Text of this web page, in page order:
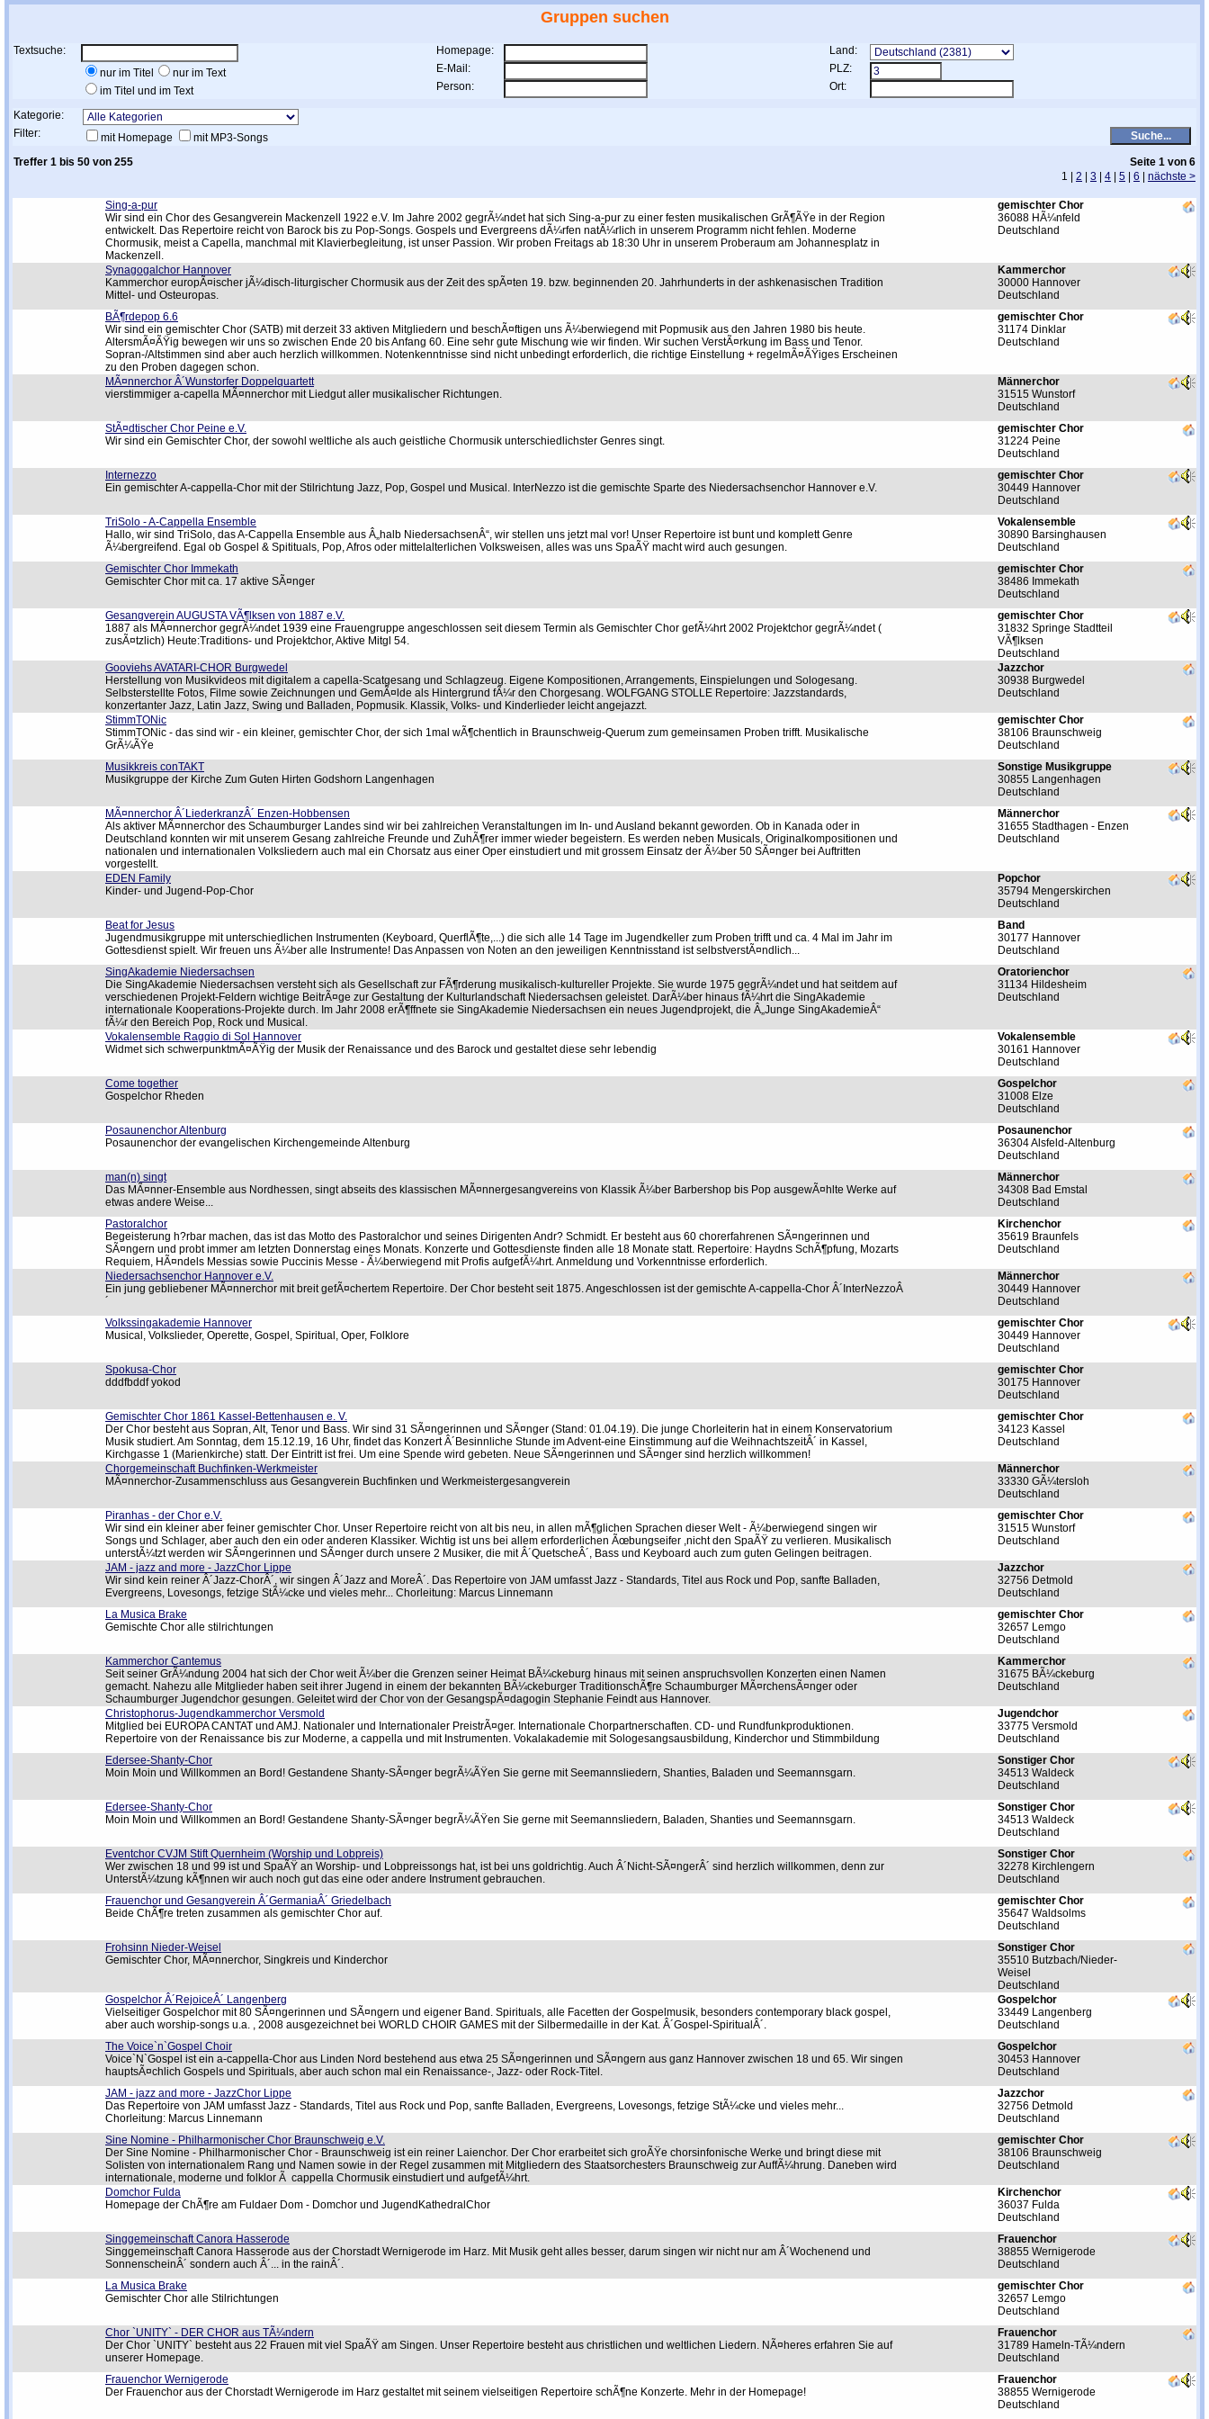
Gruppen suchen
Textsuche: Homepage:
Land:
nur im Titel
nur im Text E-Mail:
PLZ:
im Titel und im Text
Person: Ort:
Kategorie:
Filter:
mit Homepage
mit MP3-Songs
Treffer 1 bis 50 von 255
Seite 1 von 6
1 | 2 3 4 5 6 nächste >
Sing-a-pur
Wir sind ein Chor des Gesangverein Mackenzell 1922 e.V. Im Jahre 2002 gegrÃ¼ndet hat sich Sing-a-pur zu einer festen musikalischen GrÃ¶ÃŸe in der Region
entwickelt. Das Repertoire reicht von Barock bis zu Pop-Songs. Gospels und Evergreens dÃ¼rfen natÃ¼rlich in unserem Programm nicht fehlen. Moderne
Chormusik, meist a Capella, manchmal mit Klavierbegleitung, ist unser Passion. Wir proben Freitags ab 18:30 Uhr in unserem Proberaum am Johannesplatz in
Mackenzell.
gemischter Chor
36088 HÃ¼nfeld
Deutschland
Synagogalchor Hannover
Kammerchor europÃ¤ischer jÃ¼disch-liturgischer Chormusik aus der Zeit des spÃ¤ten 19. bzw. beginnenden 20. Jahrhunderts in der ashkenasischen Tradition
Mittel- und Osteuropas.
Kammerchor
30000 Hannover
Deutschland
BÃ¶rdepop 6.6
Wir sind ein gemischter Chor (SATB) mit derzeit 33 aktiven Mitgliedern und beschÃ¤ftigen uns Ã¼berwiegend mit Popmusik aus den Jahren 1980 bis heute.
AltersmÃ¤ÃŸig bewegen wir uns so zwischen Ende 20 bis Anfang 60. Eine sehr gute Mischung wie wir finden. Wir suchen VerstÃ¤rkung im Bass und Tenor.
Sopran-/Altstimmen sind aber auch herzlich willkommen. Notenkenntnisse sind nicht unbedingt erforderlich, die richtige Einstellung + regelmÃ¤ÃŸiges Erscheinen
zu den Proben dagegen schon.
gemischter Chor
31174 Dinklar
Deutschland
MÃ¤nnerchor Â´Wunstorfer Doppelquartett
vierstimmiger a-capella MÃ¤nnerchor mit Liedgut aller musikalischer Richtungen.
Männerchor
31515 Wunstorf
Deutschland
StÃ¤dtischer Chor Peine e.V.
Wir sind ein Gemischter Chor, der sowohl weltliche als auch geistliche Chormusik unterschiedlichster Genres singt.
gemischter Chor
31224 Peine
Deutschland
Internezzo
Ein gemischter A-cappella-Chor mit der Stilrichtung Jazz, Pop, Gospel und Musical. InterNezzo ist die gemischte Sparte des Niedersachsenchor Hannover e.V.
gemischter Chor
30449 Hannover
Deutschland
TriSolo - A-Cappella Ensemble
Hallo, wir sind TriSolo, das A-Cappella Ensemble aus Â„halb NiedersachsenÂ“, wir stellen uns jetzt mal vor! Unser Repertoire ist bunt und komplett Genre
Ã¼bergreifend. Egal ob Gospel & Spitituals, Pop, Afros oder mittelalterlichen Volksweisen, alles was uns SpaÃŸ macht wird auch gesungen.
Vokalensemble
30890 Barsinghausen
Deutschland
Gemischter Chor Immekath
Gemischter Chor mit ca. 17 aktive SÃ¤nger
gemischter Chor
38486 Immekath
Deutschland
Gesangverein AUGUSTA VÃ¶lksen von 1887 e.V.
1887 als MÃ¤nnerchor gegrÃ¼ndet 1939 eine Frauengruppe angeschlossen seit diesem Termin als Gemischter Chor gefÃ¼hrt 2002 Projektchor gegrÃ¼ndet (
zusÃ¤tzlich) Heute:Traditions- und Projektchor, Aktive Mitgl 54.
gemischter Chor
31832 Springe Stadtteil
VÃ¶lksen
Deutschland
Gooviehs AVATARI-CHOR Burgwedel
Herstellung von Musikvideos mit digitalem a capella-Scatgesang und Schlagzeug. Eigene Kompositionen, Arrangements, Einspielungen und Sologesang.
Selbsterstellte Fotos, Filme sowie Zeichnungen und GemÃ¤lde als Hintergrund fÃ¼r den Chorgesang. WOLFGANG STOLLE Repertoire: Jazzstandards,
konzertanter Jazz, Latin Jazz, Swing und Balladen, Popmusik. Klassik, Volks- und Kinderlieder leicht angejazzt.
Jazzchor
30938 Burgwedel
Deutschland
StimmTONic
StimmTONic - das sind wir - ein kleiner, gemischter Chor, der sich 1mal wÃ¶chentlich in Braunschweig-Querum zum gemeinsamen Proben trifft. Musikalische
GrÃ¼ÃŸe
gemischter Chor
38106 Braunschweig
Deutschland
Musikkreis conTAKT
Musikgruppe der Kirche Zum Guten Hirten Godshorn Langenhagen
Sonstige Musikgruppe
30855 Langenhagen
Deutschland
MÃ¤nnerchor Â´LiederkranzÂ´ Enzen-Hobbensen
Als aktiver MÃ¤nnerchor des Schaumburger Landes sind wir bei zahlreichen Veranstaltungen im In- und Ausland bekannt geworden. Ob in Kanada oder in
Deutschland konnten wir mit unserem Gesang zahlreiche Freunde und ZuhÃ¶rer immer wieder begeistern. Es werden neben Musicals, Originalkompositionen und
nationalen und internationalen Volksliedern auch mal ein Chorsatz aus einer Oper einstudiert und mit grossem Einsatz der Ã¼ber 50 SÃ¤nger bei Auftritten
vorgestellt.
Männerchor
31655 Stadthagen - Enzen
Deutschland
EDEN Family
Kinder- und Jugend-Pop-Chor
Popchor
35794 Mengerskirchen
Deutschland
Beat for Jesus
Jugendmusikgruppe mit unterschiedlichen Instrumenten (Keyboard, QuerflÃ¶te,...) die sich alle 14 Tage im Jugendkeller zum Proben trifft und ca. 4 Mal im Jahr im
Gottesdienst spielt. Wir freuen uns Ã¼ber alle Instrumente! Das Anpassen von Noten an den jeweiligen Kenntnisstand ist selbstverstÃ¤ndlich...
Band
30177 Hannover
Deutschland
SingAkademie Niedersachsen
Die SingAkademie Niedersachsen versteht sich als Gesellschaft zur FÃ¶rderung musikalisch-kultureller Projekte. Sie wurde 1975 gegrÃ¼ndet und hat seitdem auf
verschiedenen Projekt-Feldern wichtige BeitrÃ¤ge zur Gestaltung der Kulturlandschaft Niedersachsen geleistet. DarÃ¼ber hinaus fÃ¼hrt die SingAkademie
internationale Kooperations-Projekte durch. Im Jahr 2008 erÃ¶ffnete sie SingAkademie Niedersachsen ein neues Jugendprojekt, die Â„Junge SingAkademieÂ“
fÃ¼r den Bereich Pop, Rock und Musical.
Oratorienchor
31134 Hildesheim
Deutschland
Vokalensemble Raggio di Sol Hannover
Widmet sich schwerpunktmÃ¤ÃŸig der Musik der Renaissance und des Barock und gestaltet diese sehr lebendig
Vokalensemble
30161 Hannover
Deutschland
Come together
Gospelchor Rheden
Gospelchor
31008 Elze
Deutschland
Posaunenchor Altenburg
Posaunenchor der evangelischen Kirchengemeinde Altenburg
Posaunenchor
36304 Alsfeld-Altenburg
Deutschland
man(n) singt
Das MÃ¤nner-Ensemble aus Nordhessen, singt abseits des klassischen MÃ¤nnergesangvereins von Klassik Ã¼ber Barbershop bis Pop ausgewÃ¤hlte Werke auf
etwas andere Weise...
Männerchor
34308 Bad Emstal
Deutschland
Pastoralchor
Begeisterung h?rbar machen, das ist das Motto des Pastoralchor und seines Dirigenten Andr? Schmidt. Er besteht aus 60 chorerfahrenen SÃ¤ngerinnen und
SÃ¤ngern und probt immer am letzten Donnerstag eines Monats. Konzerte und Gottesdienste finden alle 18 Monate statt. Repertoire: Haydns SchÃ¶pfung, Mozarts
Requiem, HÃ¤ndels Messias sowie Puccinis Messe - Ã¼berwiegend mit Profis aufgefÃ¼hrt. Anmeldung und Vorkenntnisse erforderlich.
Kirchenchor
35619 Braunfels
Deutschland
Niedersachsenchor Hannover e.V.
Ein jung gebliebener MÃ¤nnerchor mit breit gefÃ¤chertem Repertoire. Der Chor besteht seit 1875. Angeschlossen ist der gemischte A-cappella-Chor Â´InterNezzoÂ
´
Männerchor
30449 Hannover
Deutschland
Volkssingakademie Hannover
Musical, Volkslieder, Operette, Gospel, Spiritual, Oper, Folklore
gemischter Chor
30449 Hannover
Deutschland
Spokusa-Chor
dddfbddf yokod
gemischter Chor
30175 Hannover
Deutschland
Gemischter Chor 1861 Kassel-Bettenhausen e. V.
Der Chor besteht aus Sopran, Alt, Tenor und Bass. Wir sind 31 SÃ¤ngerinnen und SÃ¤nger (Stand: 01.04.19). Die junge Chorleiterin hat in einem Konservatorium
Musik studiert. Am Sonntag, dem 15.12.19, 16 Uhr, findet das Konzert Â´Besinnliche Stunde im Advent-eine Einstimmung auf die WeihnachtszeitÂ´ in Kassel,
Kirchgasse 1 (Marienkirche) statt. Der Eintritt ist frei. Um eine Spende wird gebeten. Neue SÃ¤ngerinnen und SÃ¤nger sind herzlich willkommen!
gemischter Chor
34123 Kassel
Deutschland
Chorgemeinschaft Buchfinken-Werkmeister
MÃ¤nnerchor-Zusammenschluss aus Gesangverein Buchfinken und Werkmeistergesangverein
Männerchor
33330 GÃ¼tersloh
Deutschland
Piranhas - der Chor e.V.
Wir sind ein kleiner aber feiner gemischter Chor. Unser Repertoire reicht von alt bis neu, in allen mÃ¶glichen Sprachen dieser Welt - Ã¼berwiegend singen wir
Songs und Schlager, aber auch den ein oder anderen Klassiker. Wichtig ist uns bei allem erforderlichen Ãœbungseifer ,nicht den SpaÃŸ zu verlieren. Musikalisch
unterstÃ¼tzt werden wir SÃ¤ngerinnen und SÃ¤nger durch unsere 2 Musiker, die mit Â´QuetscheÂ´, Bass und Keyboard auch zum guten Gelingen beitragen.
gemischter Chor
31515 Wunstorf
Deutschland
JAM - jazz and more - JazzChor Lippe
Wir sind kein reiner Â´Jazz-ChorÂ´, wir singen Â´Jazz and MoreÂ´. Das Repertoire von JAM umfasst Jazz - Standards, Titel aus Rock und Pop, sanfte Balladen,
Evergreens, Lovesongs, fetzige StÃ¼cke und vieles mehr... Chorleitung: Marcus Linnemann
Jazzchor
32756 Detmold
Deutschland
La Musica Brake
Gemischte Chor alle stilrichtungen
gemischter Chor
32657 Lemgo
Deutschland
Kammerchor Cantemus
Seit seiner GrÃ¼ndung 2004 hat sich der Chor weit Ã¼ber die Grenzen seiner Heimat BÃ¼ckeburg hinaus mit seinen anspruchsvollen Konzerten einen Namen
gemacht. Nahezu alle Mitglieder haben seit ihrer Jugend in einem der bekannten BÃ¼ckeburger TraditionschÃ¶re Schaumburger MÃ¤rchensÃ¤nger oder
Schaumburger Jugendchor gesungen. Geleitet wird der Chor von der GesangspÃ¤dagogin Stephanie Feindt aus Hannover.
Kammerchor
31675 BÃ¼ckeburg
Deutschland
Christophorus-Jugendkammerchor Versmold
Mitglied bei EUROPA CANTAT und AMJ. Nationaler und Internationaler PreistrÃ¤ger. Internationale Chorpartnerschaften. CD- und Rundfunkproduktionen.
Repertoire von der Renaissance bis zur Moderne, a cappella und mit Instrumenten. Vokalakademie mit Sologesangsausbildung, Kinderchor und Stimmbildung
Jugendchor
33775 Versmold
Deutschland
Edersee-Shanty-Chor
Moin Moin und Willkommen an Bord! Gestandene Shanty-SÃ¤nger begrÃ¼ÃŸen Sie gerne mit Seemannsliedern, Shanties, Baladen und Seemannsgarn.
Sonstiger Chor
34513 Waldeck
Deutschland
Edersee-Shanty-Chor
Moin Moin und Willkommen an Bord! Gestandene Shanty-SÃ¤nger begrÃ¼ÃŸen Sie gerne mit Seemannsliedern, Baladen, Shanties und Seemannsgarn.
Sonstiger Chor
34513 Waldeck
Deutschland
Eventchor CVJM Stift Quernheim (Worship und Lobpreis)
Wer zwischen 18 und 99 ist und SpaÃŸ an Worship- und Lobpreissongs hat, ist bei uns goldrichtig. Auch Â´Nicht-SÃ¤ngerÂ´ sind herzlich willkommen, denn zur
UnterstÃ¼tzung kÃ¶nnen wir auch noch gut das eine oder andere Instrument gebrauchen.
Sonstiger Chor
32278 Kirchlengern
Deutschland
Frauenchor und Gesangverein Â´GermaniaÂ´ Griedelbach
Beide ChÃ¶re treten zusammen als gemischter Chor auf.
gemischter Chor
35647 Waldsolms
Deutschland
Frohsinn Nieder-Weisel
Gemischter Chor, MÃ¤nnerchor, Singkreis und Kinderchor
Sonstiger Chor
35510 Butzbach/Nieder-
Weisel
Deutschland
Gospelchor Â´RejoiceÂ´ Langenberg
Vielseitiger Gospelchor mit 80 SÃ¤ngerinnen und SÃ¤ngern und eigener Band. Spirituals, alle Facetten der Gospelmusik, besonders contemporary black gospel,
aber auch worship-songs u.a. , 2008 ausgezeichnet bei WORLD CHOIR GAMES mit der Silbermedaille in der Kat. Â´Gospel-SpiritualÂ´.
Gospelchor
33449 Langenberg
Deutschland
The Voice`n`Gospel Choir
Voice`N`Gospel ist ein a-cappella-Chor aus Linden Nord bestehend aus etwa 25 SÃ¤ngerinnen und SÃ¤ngern aus ganz Hannover zwischen 18 und 65. Wir singen
hauptsÃ¤chlich Gospels und Spirituals, aber auch schon mal ein Renaissance-, Jazz- oder Rock-Titel.
Gospelchor
30453 Hannover
Deutschland
JAM - jazz and more - JazzChor Lippe
Das Repertoire von JAM umfasst Jazz - Standards, Titel aus Rock und Pop, sanfte Balladen, Evergreens, Lovesongs, fetzige StÃ¼cke und vieles mehr...
Chorleitung: Marcus Linnemann
Jazzchor
32756 Detmold
Deutschland
Sine Nomine - Philharmonischer Chor Braunschweig e.V.
Der Sine Nomine - Philharmonischer Chor - Braunschweig ist ein reiner Laienchor. Der Chor erarbeitet sich groÃŸe chorsinfonische Werke und bringt diese mit
Solisten von internationalem Rang und Namen sowie in der Regel zusammen mit Mitgliedern des Staatsorchesters Braunschweig zur AuffÃ¼hrung. Daneben wird
internationale, moderne und folklor Ã cappella Chormusik einstudiert und aufgefÃ¼hrt.
gemischter Chor
38106 Braunschweig
Deutschland
Domchor Fulda
Homepage der ChÃ¶re am Fuldaer Dom - Domchor und JugendKathedralChor
Kirchenchor
36037 Fulda
Deutschland
Singgemeinschaft Canora Hasserode
Singgemeinschaft Canora Hasserode aus der Chorstadt Wernigerode im Harz. Mit Musik geht alles besser, darum singen wir nicht nur am Â´Wochenend und
SonnenscheinÂ´ sondern auch Â´... in the rainÂ´.
Frauenchor
38855 Wernigerode
Deutschland
La Musica Brake
Gemischter Chor alle Stilrichtungen
gemischter Chor
32657 Lemgo
Deutschland
Chor `UNITY` - DER CHOR aus TÃ¼ndern
Der Chor `UNITY` besteht aus 22 Frauen mit viel SpaÃŸ am Singen. Unser Repertoire besteht aus christlichen und weltlichen Liedern. NÃ¤heres erfahren Sie auf
unserer Homepage.
Frauenchor
31789 Hameln-TÃ¼ndern
Deutschland
Frauenchor Wernigerode
Der Frauenchor aus der Chorstadt Wernigerode im Harz gestaltet mit seinem vielseitigen Repertoire schÃ¶ne Konzerte. Mehr in der Homepage!
Frauenchor
38855 Wernigerode
Deutschland